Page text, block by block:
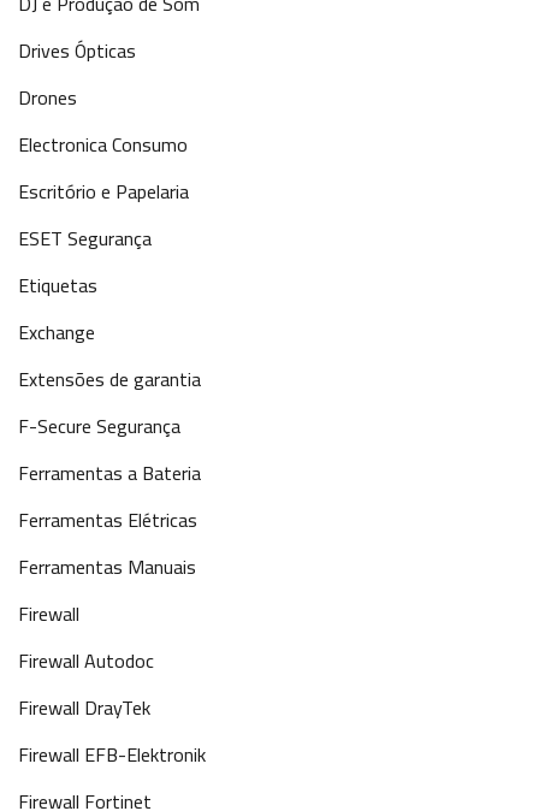
Drives Ópticas
Drones
Electronica Consumo
Escritório e Papelaria
ESET Segurança
Etiquetas
Exchange
Extensões de garantia
F-Secure Segurança
Ferramentas a Bateria
Ferramentas Elétricas
Ferramentas Manuais
Firewall
Firewall Autodoc
Firewall DrayTek
Firewall EFB-Elektronik
Firewall Fortinet